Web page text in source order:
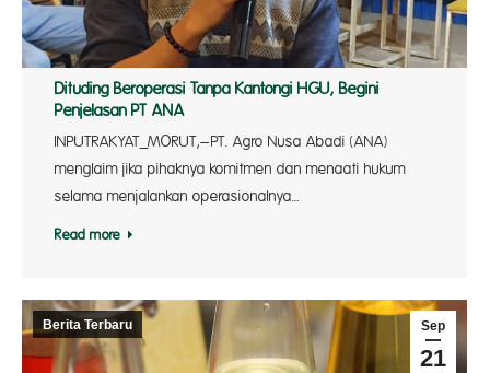
Dituding Beroperasi Tanpa Kantongi HGU, Begini
Penjelasan PT ANA
INPUTRAKYAT_MORUT,–PT. Agro Nusa Abadi (ANA)
menglaim jika pihaknya komitmen dan menaati hukum
selama menjalankan operasionalnya…
Read more
Sep
21
Berita Terbaru